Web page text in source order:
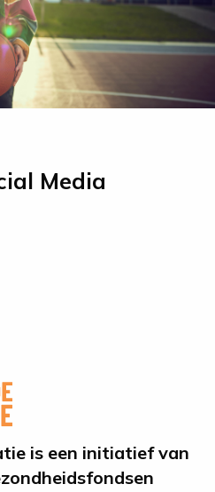
Media
is een initiatief van